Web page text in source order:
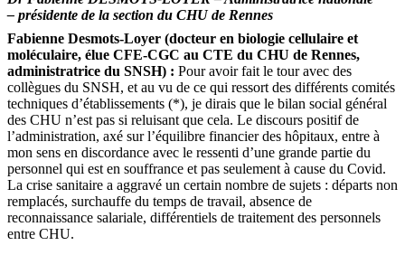
– présidente de la section du CHU de Rennes
Fabienne Desmots-Loyer (docteur en biologie cellulaire et
moléculaire, élue CFE-CGC au CTE du CHU de Rennes,
administratrice du SNSH) : Pour avoir fait le tour avec des
collègues du SNSH, et au vu de ce qui ressort des différents comités
techniques d’établissements (*), je dirais que le bilan social général
des CHU n’est pas si reluisant que cela. Le discours positif de
l’administration, axé sur l’équilibre financier des hôpitaux, entre à
mon sens en discordance avec le ressenti d’une grande partie du
personnel qui est en souffrance et pas seulement à cause du Covid.
La crise sanitaire a aggravé un certain nombre de sujets : départs non
remplacés, surchauffe du temps de travail, absence de
reconnaissance salariale, différentiels de traitement des personnels
entre CHU.